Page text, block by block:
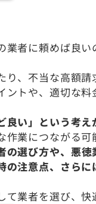
者に頼めば良
、不当な高額
ントや、適切な
良い」という考
業につながる可
の選び方や、悪
注意点、さら
業者を選び、